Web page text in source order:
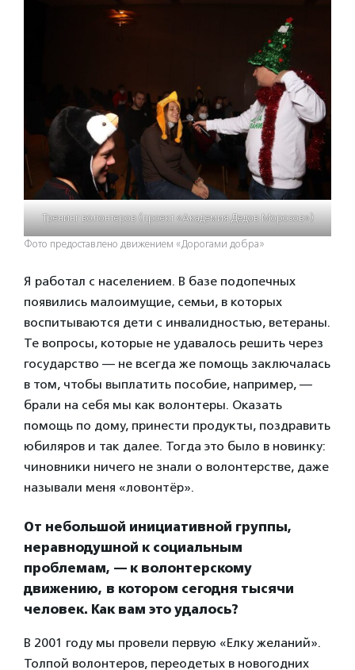
Тренинг волонтеров (проект «Академия Дедов Морозов»)
Фото предоставлено движением «Дорогами добра»
Я работал с населением. В базе подопечных
появились малоимущие, семьи, в которых
воспитываются дети с инвалидностью, ветераны.
Те вопросы, которые не удавалось решить через
государство — не всегда же помощь заключалась
в том, чтобы выплатить пособие, например, —
брали на себя мы как волонтеры. Оказать
помощь по дому, принести продукты, поздравить
юбиляров и так далее. Тогда это было в новинку:
чиновники ничего не знали о волонтерстве, даже
называли меня «ловонтёр».
От небольшой инициативной группы,
неравнодушной к социальным
проблемам, — к волонтерскому
движению, в котором сегодня тысячи
человек. Как вам это удалось?
В 2001 году мы провели первую «Елку желаний».
Толпой волонтеров, переодетых в новогодних